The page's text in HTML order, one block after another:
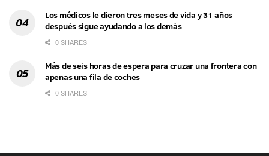
Los médicos le dieron tres meses de vida y 31 años
después sigue ayudando a los demás
0 SHARES
Más de seis horas de espera para cruzar una frontera con
apenas una fila de coches
0 SHARES